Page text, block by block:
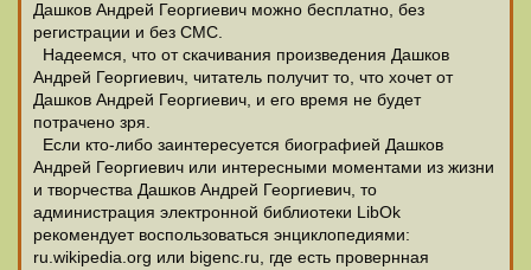
Дашков Андрей Георгиевич можно бесплатно, без
регистрации и без СМС.
Надеемся, что от скачивания произведения Дашков
Андрей Георгиевич, читатель получит то, что хочет от
Дашков Андрей Георгиевич, и его время не будет
потрачено зря.
Если кто-либо заинтересуется биографией Дашков
Андрей Георгиевич или интересными моментами из жизни
и творчества Дашков Андрей Георгиевич, то
администрация электронной библиотеки LibOk
рекомендует воспользоваться энциклопедиями:
ru.wikipedia.org или bigenc.ru, где есть провернная